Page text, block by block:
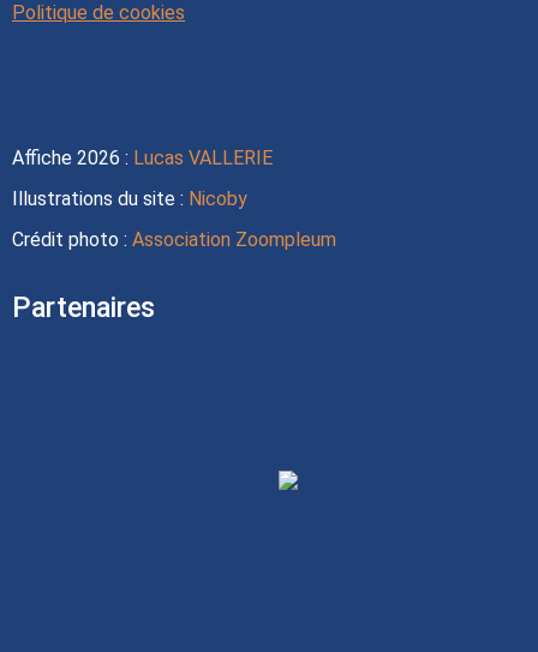
Politique de cookies
Affiche 2026 : Lucas VALLERIE
Illustrations du site : Nicoby
Crédit photo : Association Zoompleum
Partenaires